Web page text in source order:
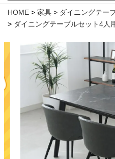
店舗一覧
よくある質問
キーワード・商品番号で探す
HOME 家具
ダイニングテー
ダイニングテーブルセット4人